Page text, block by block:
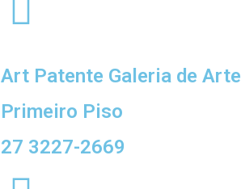
Art Patente Galeria de Arte
Primeiro Piso
27 3227-2669